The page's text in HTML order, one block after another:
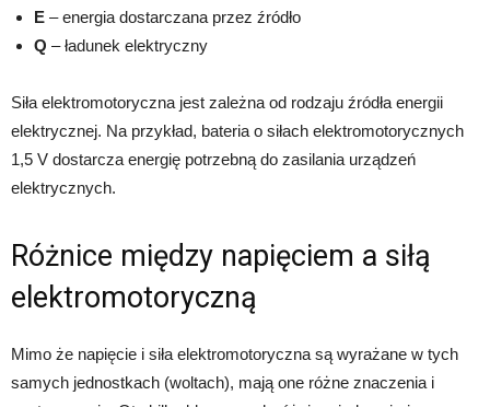
E – energia dostarczana przez źródło
Q – ładunek elektryczny
Siła elektromotoryczna jest zależna od rodzaju źródła energii
elektrycznej. Na przykład, bateria o siłach elektromotorycznych
1,5 V dostarcza energię potrzebną do zasilania urządzeń
elektrycznych.
Różnice między napięciem a siłą
elektromotoryczną
Mimo że napięcie i siła elektromotoryczna są wyrażane w tych
samych jednostkach (woltach), mają one różne znaczenia i